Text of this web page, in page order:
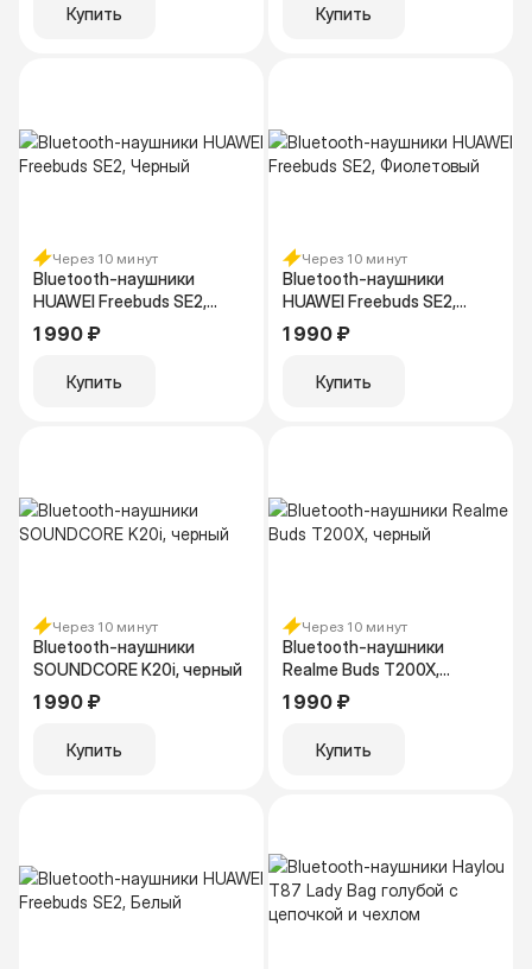
Купить Купить
Через 10 минут
Bluetooth-наушники
HUAWEI Freebuds SE2,
Черный
1 990 ₽
Купить
Через 10 минут
Bluetooth-наушники
HUAWEI Freebuds SE2,
Фиолетовый
1 990 ₽
Купить
Через 10 минут
Bluetooth-наушники
SOUNDCORE K20i, черный
1 990 ₽
Купить
Через 10 минут
Bluetooth-наушники
Realme Buds T200X,
черный
1 990 ₽
Купить